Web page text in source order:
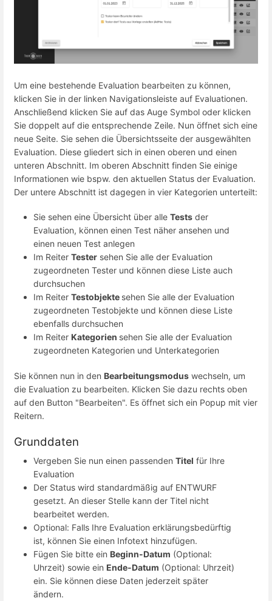
Um eine bestehende Evaluation bearbeiten zu können,
klicken Sie in der linken Navigationsleiste auf Evaluationen.
Anschließend klicken Sie auf das Auge Symbol oder klicken
Sie doppelt auf die entsprechende Zeile. Nun öffnet sich eine
neue Seite. Sie sehen die Übersichtsseite der ausgewählten
Evaluation. Diese gliedert sich in einen oberen und einen
unteren Abschnitt. Im oberen Abschnitt finden Sie einige
Informationen wie bspw. den aktuellen Status der Evaluation.
Der untere Abschnitt ist dagegen in vier Kategorien unterteilt:
Sie sehen eine Übersicht über alle Tests der
Evaluation, können einen Test näher ansehen und
einen neuen Test anlegen
Im Reiter Tester sehen Sie alle der Evaluation
zugeordneten Tester und können diese Liste auch
durchsuchen
Im Reiter Testobjekte sehen Sie alle der Evaluation
zugeordneten Testobjekte und können diese Liste
ebenfalls durchsuchen
Im Reiter Kategorien sehen Sie alle der Evaluation
zugeordneten Kategorien und Unterkategorien
Sie können nun in den Bearbeitungsmodus wechseln, um
die Evaluation zu bearbeiten. Klicken Sie dazu rechts oben
auf den Button "Bearbeiten". Es öffnet sich ein Popup mit vier
Reitern.
Grunddaten
Vergeben Sie nun einen passenden Titel für Ihre
Evaluation
Der Status wird standardmäßig auf ENTWURF
gesetzt. An dieser Stelle kann der Titel nicht
bearbeitet werden.
Optional: Falls Ihre Evaluation erklärungsbedürftig
ist, können Sie einen Infotext hinzufügen.
Fügen Sie bitte ein Beginn-Datum (Optional:
Uhrzeit) sowie ein Ende-Datum (Optional: Uhrzeit)
ein. Sie können diese Daten jederzeit später
ändern.